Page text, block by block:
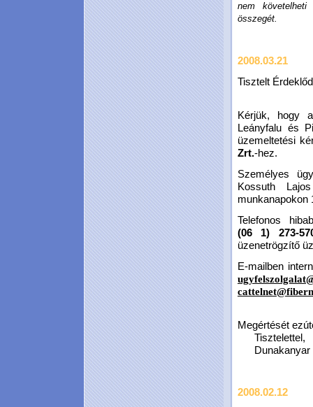
nem követelheti
összegét.
2008.03.21
Tisztelt
Kérjük, hogy
Leányfalu és
üzemeltetési
Zrt.-hez.
Személyes
Kossuth
munkanapokon
Telefonos
(06 1) 273-
üzenetrögzítő
E-mailben
Megértését
Tisztelettel,
Dunakanyar
2008.02.12